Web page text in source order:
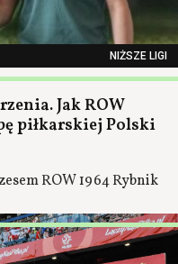
NIŻSZE LIGI
Jak ROW
piłkarskiej Polski
ROW 1964 Rybnik